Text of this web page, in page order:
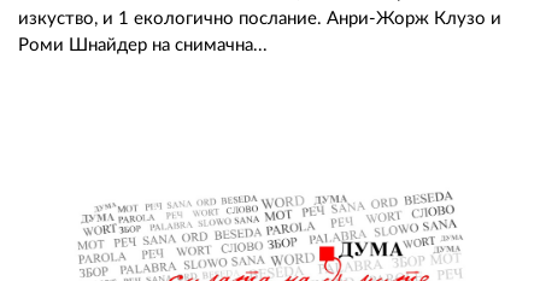
изкуство, и 1 екологично послание. Анри-Жорж Клузо и
Роми Шнайдер на снимачна...